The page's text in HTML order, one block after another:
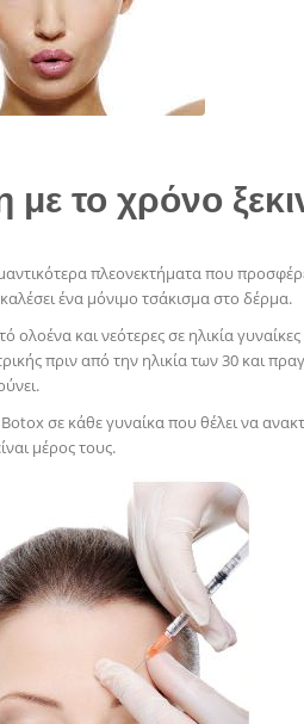
με το χρόνο
πλεονεκτήματα που
ένα μόνιμο τσάκισμα στο δέρμα.
ολοένα και νεότερες σε ηλικία
πριν από την ηλικία των 30 και
σε κάθε γυναίκα που θέλει να
μέρος τους.